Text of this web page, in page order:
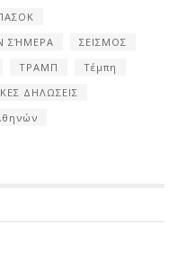
ΣΉΜΕΡΑ
ΣΕΙΣΜΟΣ
ΤΡΑΜΠ
Τέμπη
ΔΗΛΩΣΕΙΣ